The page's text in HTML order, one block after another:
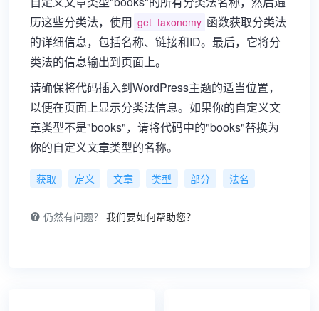
历这些分类法，使用 get_taxonomy 函数获取分类法
的详细信息，包括名称、链接和ID。最后，它将分
类法的信息输出到页面上。
请确保将代码插入到WordPress主题的适当位置，
以便在页面上显示分类法信息。如果你的自定义文
章类型不是"books"，请将代码中的"books"替换为
你的自定义文章类型的名称。
获取 定义 文章 类型 部分 法名
仍然有问题？ 我们要如何帮助您？